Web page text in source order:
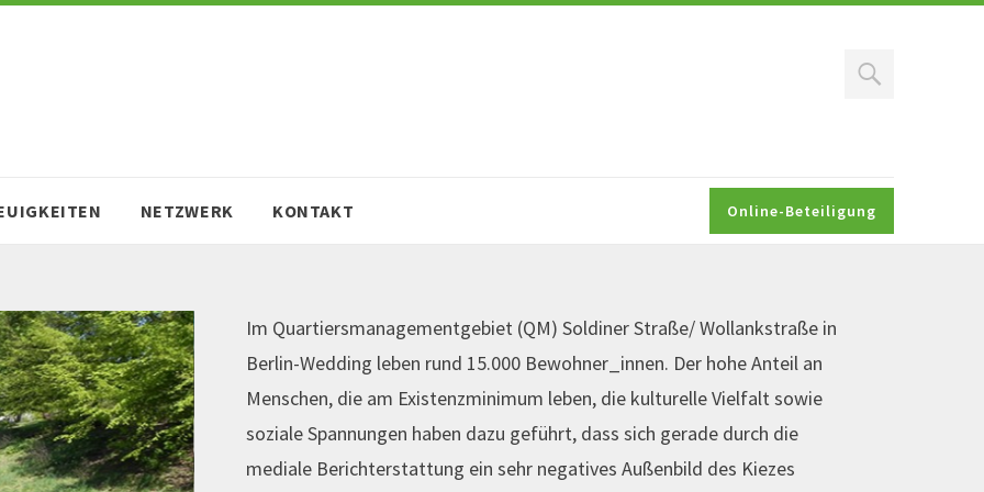
NETZWERK KONTAKT Online-Beteiligung
Im Quartiersmanagementgebiet (QM) Soldiner Straße/ Wollankstraße in
Berlin-Wedding leben rund 15.000 Bewohner_innen. Der hohe Anteil an
Menschen, die am Existenzminimum leben, die kulturelle Vielfalt sowie
soziale Spannungen haben dazu geführt, dass sich gerade durch die
mediale Berichterstattung ein sehr negatives Außenbild des Kiezes